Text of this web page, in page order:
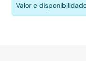
Valor e